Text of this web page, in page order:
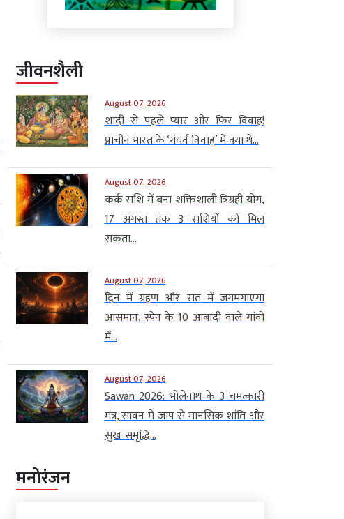
जीवनशैली
August 07, 2026
शादी से पहले प्यार और फिर विवाह!
प्राचीन भारत के ‘गंधर्व विवाह’ में क्या थे...
August 07, 2026
कर्क राशि में बना शक्तिशाली त्रिग्रही योग,
17 अगस्त तक 3 राशियों को मिल
सकता...
August 07, 2026
दिन में ग्रहण और रात में जगमगाएगा
आसमान, स्पेन के 10 आबादी वाले गांवों
में...
August 07, 2026
Sawan 2026: भोलेनाथ के 3 चमत्कारी
मंत्र, सावन में जाप से मानसिक शांति और
सुख-समृद्धि...
मनोरंजन